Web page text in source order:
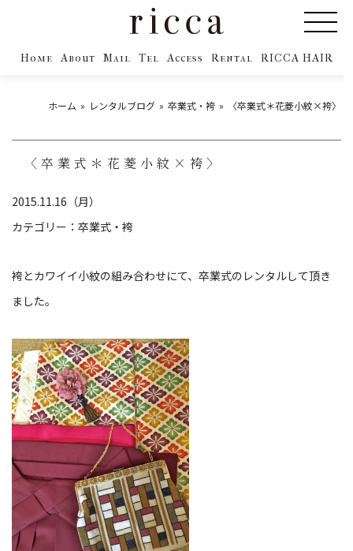
Home About Mail Tel Access Rental RICCA HAIR
ホーム レンタルブログ 卒業式・袴 〈卒業式＊花菱小紋×袴〉
〈卒業式＊花菱小紋×袴〉
2015.11.16（月）
カテゴリー： 卒業式・袴
袴とカワイイ小紋の組み合わせにて、卒業式のレンタルして頂き
ました。